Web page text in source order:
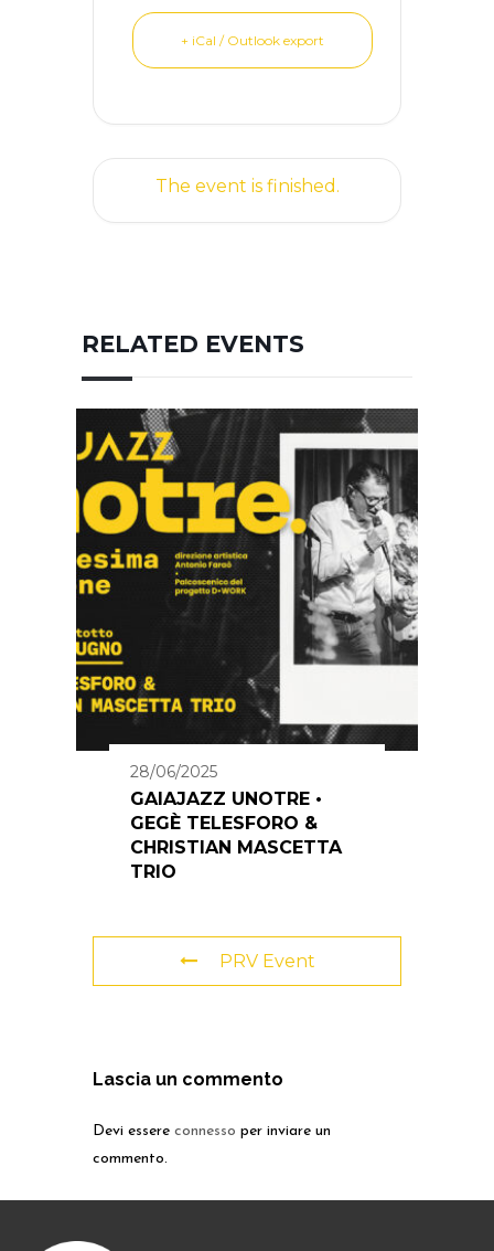
+ iCal / Outlook export
The event is finished.
RELATED EVENTS
28/06/2025
GAIAJAZZ UNOTRE •
GEGÈ TELESFORO &
CHRISTIAN MASCETTA
TRIO
PRV Event
Lascia un commento
Devi essere connesso per inviare un
commento.